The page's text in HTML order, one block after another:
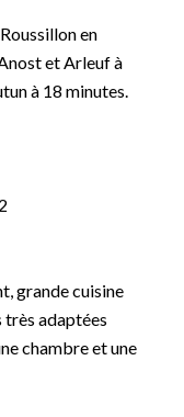
en
et Arleuf à
à 18 minutes.
grande cuisine
très adaptées
chambre et une